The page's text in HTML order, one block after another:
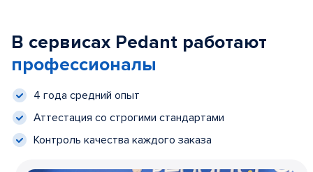
В сервисах Pedant работают
профессионалы
4 года средний опыт
Аттестация со строгими стандартами
Контроль качества каждого заказа